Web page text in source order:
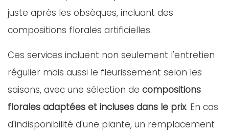
juste après les obsèques, incluant des
compositions florales artificielles.
Ces services incluent non seulement l'entretien
régulier mais aussi le fleurissement selon les
saisons, avec une sélection de compositions
florales adaptées et incluses dans le prix. En cas
d'indisponibilité d'une plante, un remplacement